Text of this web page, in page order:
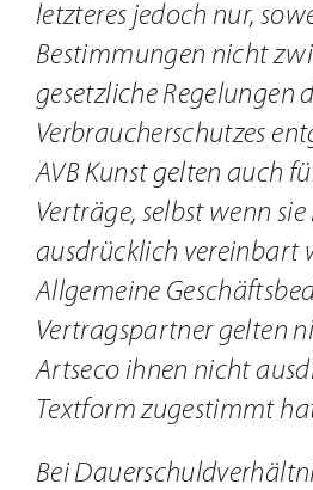
letzteres jedoch nur,
Bestimmungen nicht
gesetzliche Regelungen
Verbraucherschutzes
AVB Kunst gelten auch
Verträge, selbst wenn
ausdrücklich vereinbart
Allgemeine
Vertragspartner gelten
Artseco ihnen nicht
Textform zugestimmt
Bei